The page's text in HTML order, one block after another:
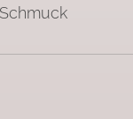
Schmuck